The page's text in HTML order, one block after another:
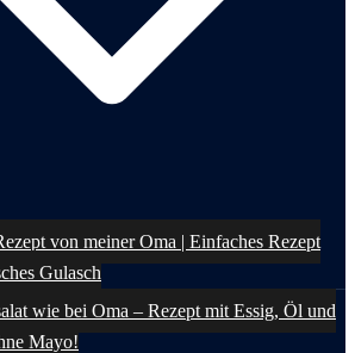
von meiner Oma | Einfaches Rezept
Gulasch
wie bei Oma – Rezept mit Essig, Öl und
Mayo!